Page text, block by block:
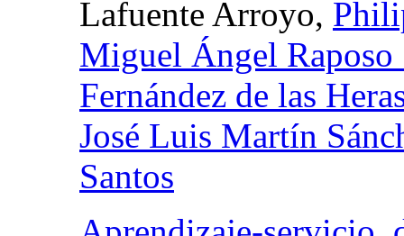
Lafuente Arroyo,
Miguel Ángel Raposo
Fernández de las
José Luis Martín
Santos